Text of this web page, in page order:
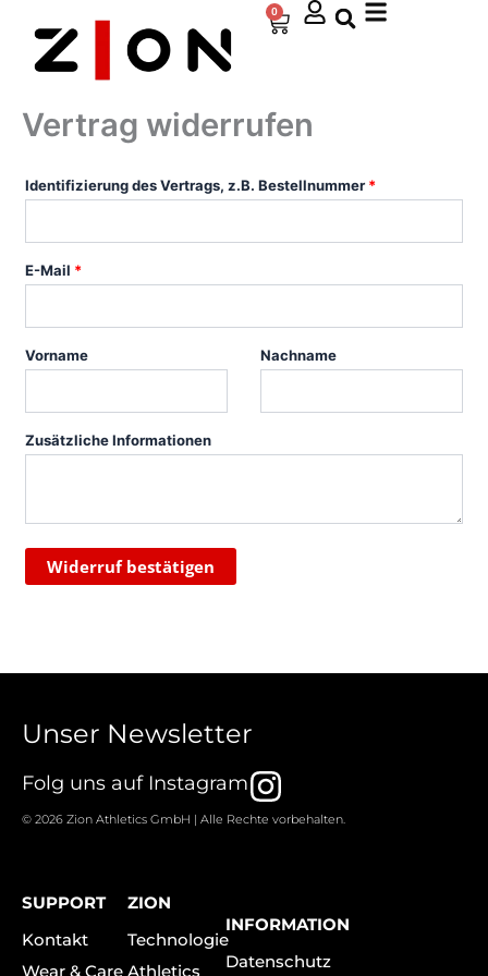
Inhalt
springen
0
Warenkorb
Vertrag widerrufen
Identifizierung des Vertrags, z.B. Bestellnummer*
E-Mail *
E
M
a
(
w
i
h
o
l
Vorname Nachname
Zusätzliche Informationen
Widerruf bestätigen
SUPPORT
Kontakt
Wear & Care
ZION
Technologie
Athletics
INFORMATION
Datenschutz
Unser Newsletter
Folg uns auf Instagram
I
n
a
g
© 2026 Zion Athletics GmbH | Alle Rechte vorbehalten.